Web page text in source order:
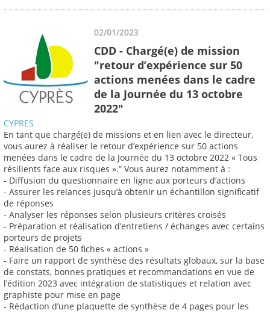
02/01/2023
CDD - Chargé(e) de mission
"retour d’expérience sur 50
actions menées dans le cadre
de la Journée du 13 octobre
2022"
CYPRES
En tant que chargé(e) de missions et en lien avec le directeur,
vous aurez à réaliser le retour d’expérience sur 50 actions
menées dans le cadre de la Journée du 13 octobre 2022 « Tous
résilients face aux risques ».” Vous aurez notamment à :
- Diffusion du questionnaire en ligne aux porteurs d’actions
- Assurer les relances jusqu’à obtenir un échantillon significatif
de réponses
- Analyser les réponses selon plusieurs critères croisés
- Préparation et réalisation d’entretiens / échanges avec certains
porteurs de projets
- Réalisation de 50 fiches « actions »
- Faire un rapport de synthèse des résultats globaux, sur la base
de constats, bonnes pratiques et recommandations en vue de
l’édition 2023 avec intégration de statistiques et relation avec
graphiste pour mise en page
- Rédaction d’une plaquette de synthèse de 4 pages pour les